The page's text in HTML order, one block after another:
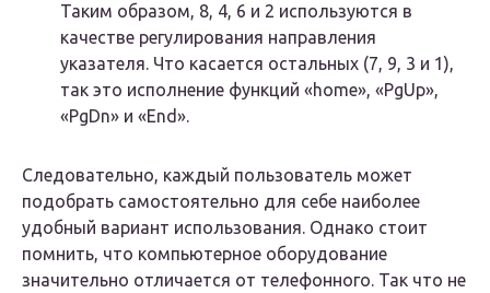
Таким образом, 8, 4, 6 и 2 используются в
качестве регулирования направления
указателя. Что касается остальных (7, 9, 3 и 1),
так это исполнение функций «home», «PgUp»,
«PgDn» и «End».
Следовательно, каждый пользователь может
подобрать самостоятельно для себе наиболее
удобный вариант использования. Однако стоит
помнить, что компьютерное оборудование
значительно отличается от телефонного. Так что не